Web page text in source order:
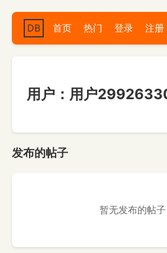
DB 首页 热门 登录 注册
用户：用户
发布的帖子
暂无发布的帖子